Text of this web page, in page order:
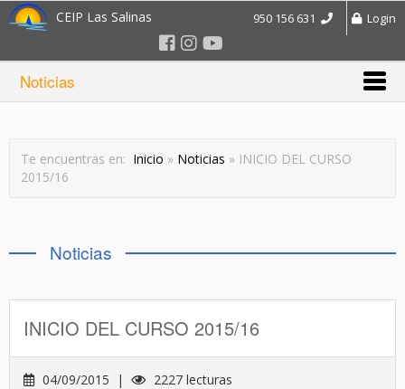
CEIP Las Salinas Login
950 156 631
Noticias
Te encuentras en: Inicio » Noticias » INICIO DEL CURSO
2015/16
Noticias
INICIO DEL CURSO 2015/16
04/09/2015 | 2227 lecturas